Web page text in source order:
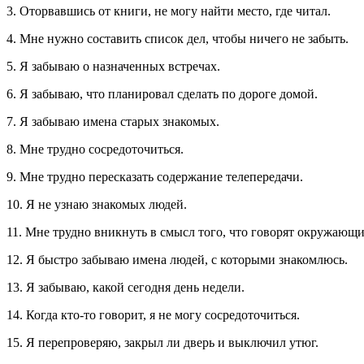
3. Оторвавшись от книги, не могу найти место, где читал.
4. Мне нужно составить список дел, чтобы ничего не забыть.
5. Я забываю о назначенных встречах.
6. Я забываю, что планировал сделать по дороге домой.
7. Я забываю имена старых знакомых.
8. Мне трудно сосредоточиться.
9. Мне трудно пересказать содержание телепередачи.
10. Я не узнаю знакомых людей.
11. Мне трудно вникнуть в смысл того, что говорят
12. Я быстро забываю имена людей, с которыми знакомлюсь.
13. Я забываю, какой сегодня день недели.
14. Когда кто-то говорит, я не могу сосредоточиться.
15. Я перепроверяю, закрыл ли дверь и выключил утюг.